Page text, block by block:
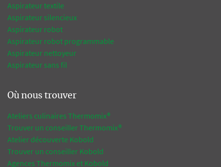
Aspirateur textile
Aspirateur silencieux
Aspirateur robot
Aspirateur robot programmable
Aspirateur nettoyeur
Aspirateur sans fil
Où nous trouver
Ateliers culinaires Thermomix®
Trouver un conseiller Thermomix®
Atelier découverte Kobold
Trouver un conseiller Kobold
Agences Thermomix et Kobold